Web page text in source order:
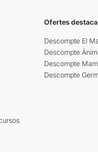
Ofertes
Descompte El
Descompte
Descompte
Descompte